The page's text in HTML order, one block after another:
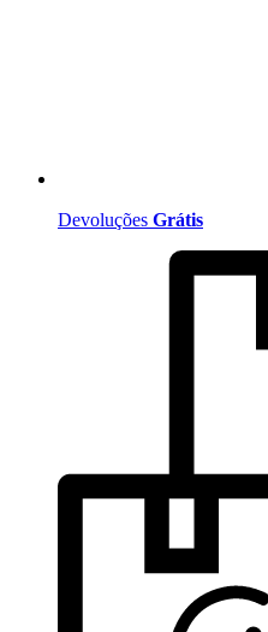
Devoluções Grátis